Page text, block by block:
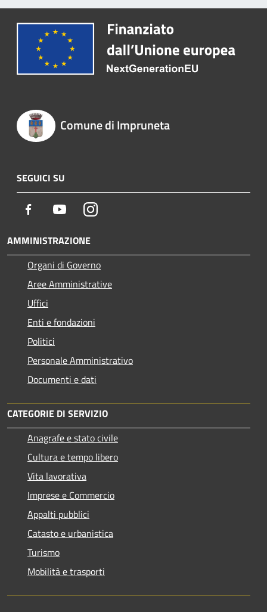
Comune di Impruneta
SEGUICI SU
Facebook YoutubeInstagram
AMMINISTRAZIONE
Organi di Governo
Aree Amministrative
Uffici
Enti e fondazioni
Politici
Personale Amministrativo
Documenti e dati
CATEGORIE DI SERVIZIO
Anagrafe e stato civile
Cultura e tempo libero
Vita lavorativa
Imprese e Commercio
Appalti pubblici
Catasto e urbanistica
Turismo
Mobilità e trasporti